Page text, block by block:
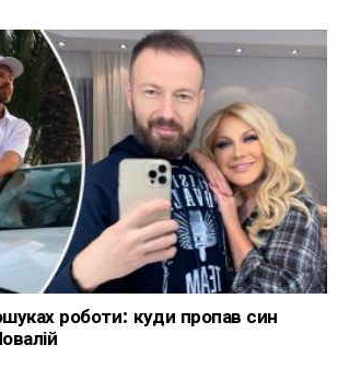
роботи: куди пропав син